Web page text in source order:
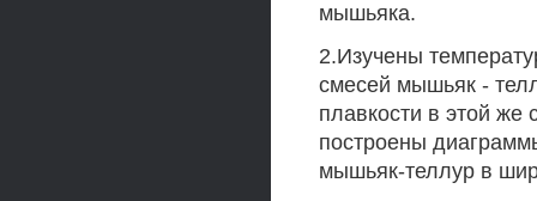
мышьяка.
2.Изучены
смесей мышьяк -
плавкости в этой
построены
мышьяк-теллур в